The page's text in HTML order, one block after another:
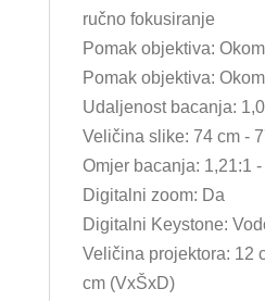
ručno fokusiranje
Pomak objektiva:
Pomak objektiva:
Udaljenost bacanja:
Veličina slike: 74 cm -
Omjer bacanja: 1,21:1
Digitalni zoom: Da
Digitalni Keystone:
Veličina projektora: 12
cm (VxŠxD)